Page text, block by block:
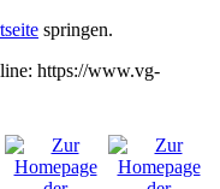
springen.
https://www.vg-